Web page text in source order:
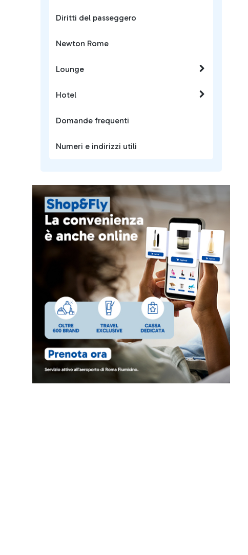
Diritti del passeggero
Newton Rome
Lounge
Hotel
Domande frequenti
Numeri e indirizzi utili